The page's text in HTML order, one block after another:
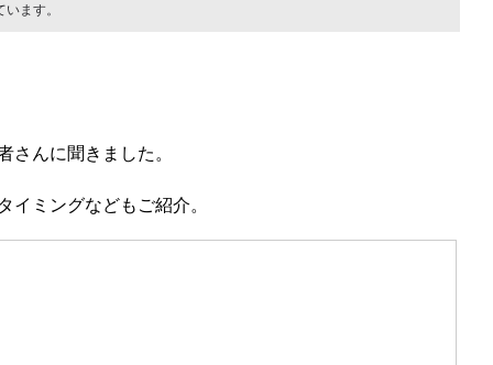
ます。
さんに聞きました。
イミングなどもご紹介。